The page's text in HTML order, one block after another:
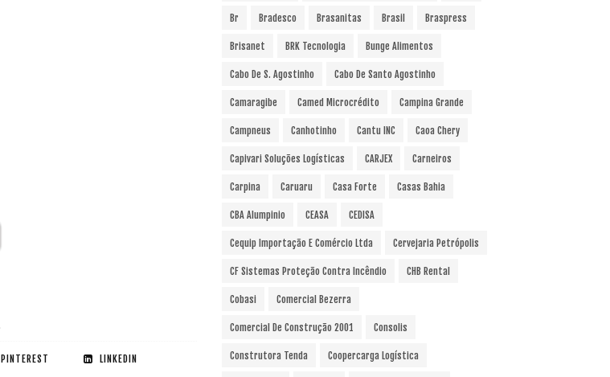
PINTEREST LINKEDIN
Br Bradesco Brasanitas Brasil Braspress
Brisanet BRK Tecnologia Bunge Alimentos
Cabo De S. Agostinho Cabo De Santo Agostinho
Camaragibe Camed Microcrédito Campina Grande
Campneus Canhotinho Cantu INC Caoa Chery
Capivari Soluções Logísticas CARJEX Carneiros
Carpina Caruaru Casa Forte Casas Bahia
CBA Alumpinio CEASA CEDISA
Cequip Importação E Comércio Ltda Cervejaria Petrópolis
CF Sistemas Proteção Contra Incêndio CHB Rental
Cobasi Comercial Bezerra
Comercial De Construção 2001 Consolis
Construtora Tenda Coopercarga Logística